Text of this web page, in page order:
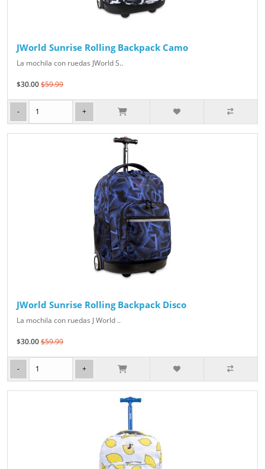
JWorld Sunrise Rolling Backpack Camo
La mochila con ruedas JWorld S..
$30.00$59.99
JWorld Sunrise Rolling Backpack Disco
La mochila con ruedas J World ..
$30.00$59.99